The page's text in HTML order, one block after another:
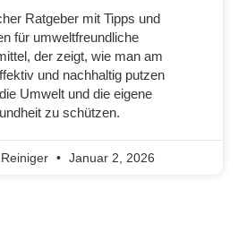
Ratgeber mit Tipps und
für umweltfreundliche
der zeigt, wie man am
und nachhaltig putzen
Umwelt und die eigene
zu schützen.
Januar 2, 2026